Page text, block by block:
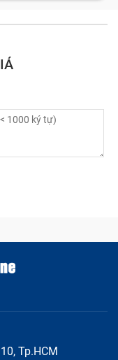
tới trung tâm sửa:
không tương thích
Chữa Ipad
khó chịu.
tính bảng khiến vỏ
méo, hay trầy
Chóng bị treo
Đừng lo vì đã có
tất tần tật các
Tp.HCM